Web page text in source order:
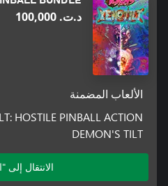
gone awry. Watch out for the bile!
د.ت.‏ 100,000
الألعاب المضمنة
HOSTILE PINBALL ACTION
DEMON'S TILT
الانتقال إلى